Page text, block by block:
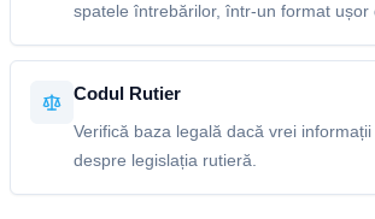
spatele întrebărilor, într-un format ușor
Codul Rutier
Verifică baza legală dacă vrei
despre legislația rutieră.